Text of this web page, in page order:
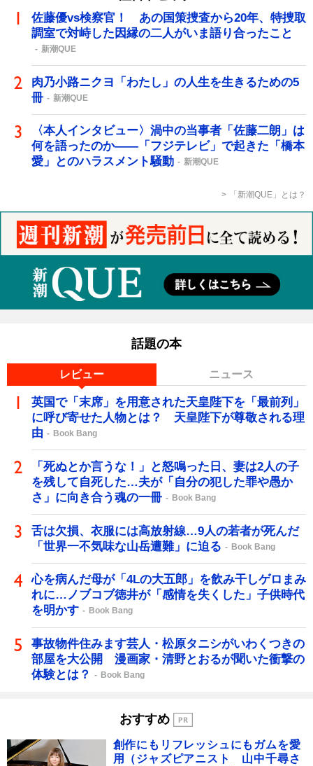
佐藤優vs検察官！ あの国策捜査から20年、特捜取
調室で対峙した因縁の二人がいま語り合ったこと
新潮QUE
肉乃小路ニクヨ「わたし」の人生を生きるための5
冊
新潮QUE
〈本人インタビュー〉渦中の当事者「佐藤二朗」は
何を語ったのか――「フジテレビ」で起きた「橋本
愛」とのハラスメント騒動
新潮QUE
「新潮QUE」とは？
話題の本
レビュー ニュース
英国で「末席」を用意された天皇陛下を「最前列」
に呼び寄せた人物とは？ 天皇陛下が尊敬される理
由
Book Bang
「死ぬとか言うな！」と怒鳴った日、妻は2人の子
を残して自死した…夫が「自分の犯した罪や愚か
さ」に向き合う魂の一冊
Book Bang
舌は欠損、衣服には高放射線…9人の若者が死んだ
「世界一不気味な山岳遭難」に迫る
Book Bang
心を病んだ母が「4Lの大五郎」を飲み干しゲロまみ
れに…ノブコブ徳井が「感情を失くした」子供時代
を明かす
Book Bang
事故物件住みます芸人・松原タニシがいわくつきの
部屋を大公開 漫画家・清野とおるが聞いた衝撃の
体験とは？
Book Bang
おすすめ
創作にもリフレッシュにもガムを愛
用（ジャズピアニスト 山中千尋さ